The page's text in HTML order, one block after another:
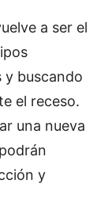
a ser el
y buscando
el receso.
una nueva
y